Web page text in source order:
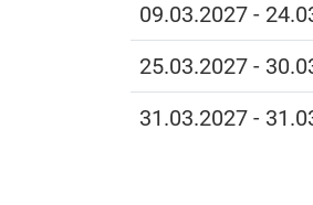
09.03.2027 -
25.03.2027 -
31.03.2027 -